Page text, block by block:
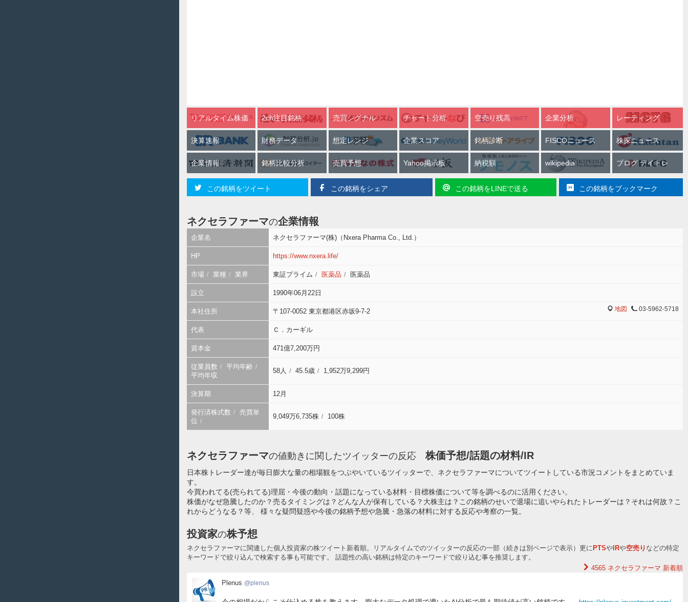
リアルタイム株価 2ch注目銘柄 売買シグナル チャート分析 空売り残高 企業分析 レーティング
決算速報 財務データ 想定レンジ 企業スコア 銘柄診断 FISCOニュース 株探ニュース
企業情報 銘柄比較分析 売買予想 Yahoo掲示板 納税額 wikipedia ブログ デイトレ
この銘柄をツイート この銘柄をシェア この銘柄をLINEで送る この銘柄をブックマーク
ネクセラファーマの企業情報
企業名 ネクセラファーマ(株)（Nxera Pharma Co., Ltd.）
HP https://www.nxera.life/
市場 業種 業界 東証プライム 医薬品 医薬品
設立 1990年06月22日
本社住所 〒107-0052 東京都港区赤坂9-7-2 MAP
地図 TEL
03-5962-5718
代表 Ｃ．カーギル
資本金 471億7,200万円
従業員数
平均年齢
平均年収
58人 45.5歳 1,952万9,299円
決算期 12月
発行済株式数
売買単
位
9,049万6,735株 100株
ネクセラファーマの値動きに関したツイッターの反応 株価予想/話題の材料/IR
日本株トレーダー達が毎日膨大な量の相場観をつぶやいているツイッターで、ネクセラファーマについてツイートしている市況コメントをまとめていま
す。
今買われてる(売られてる)理屈・今後の動向・話題になっている材料・目標株価について等を調べるのに活用ください。
株価がなぜ急騰したのか？売るタイミングは？どんな人が保有している？大株主は？この銘柄のせいで退場に追いやられたトレーダーは？それは何故？こ
れからどうなる？等、 様々な疑問疑惑や今後の銘柄予想や急騰・急落の材料に対する反応や考察の一覧。
投資家の株予想
ネクセラファーマに関連した個人投資家の株ツイート新着順。リアルタイムでのツイッターの反応の一部（続きは別ページで表示）更に PTSや IRや空売り などの特定
キーワードで絞り込んで検索する事も可能です。 話題性の高い銘柄は特定のキーワードで絞り込む事を推奨します。
4565 ネクセラファーマ 新着順
Plenus
Plenus plenus